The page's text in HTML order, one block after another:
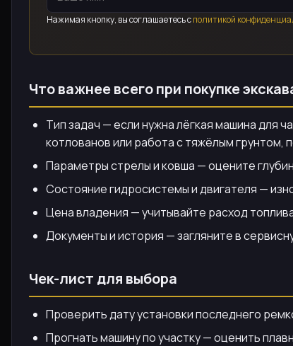
Нажимая кнопку, вы соглашаетесь сполитикой
Что важнее всего при покупке
Тип задач — если нужна лёгкая машина для
котлованов или работа с тяжёлым грунтом,
Параметры стрелы и ковша — оцените
Состояние гидросистемы и двигателя —
Цена владения — учитывайте расход
Документы и история — загляните в
Чек-лист для выбора
Проверить дату установки последнего
Прогнать машину по участку — оценить